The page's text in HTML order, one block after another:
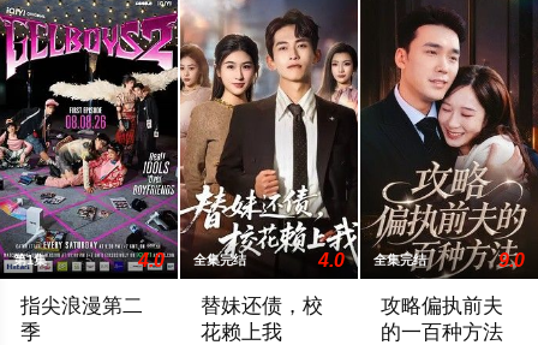
第1集 4.0
指尖浪漫第二
季
全集完结 4.0
替妹还债，校
花赖上我
全集完结 9.0
攻略偏执前夫
的一百种方法